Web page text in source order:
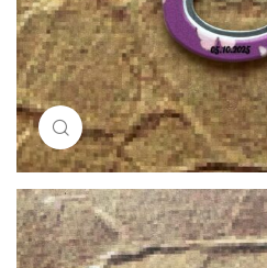
Resimi büyütmek için tıklayın